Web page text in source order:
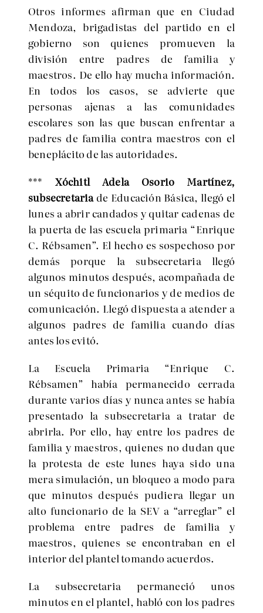
Otros informes afirman que en Ciudad
Mendoza, brigadistas del partido en el
gobierno son quienes promueven la
división entre padres de familia y
maestros. De ello hay mucha información.
En todos los casos, se advierte que
personas ajenas a las comunidades
escolares son las que buscan enfrentar a
padres de familia contra maestros con el
beneplácito de las autoridades.
*** Xóchitl Adela Osorio Martínez,
subsecretariade Educación Básica, llegó el
lunes a abrir candados y quitar cadenas de
la puerta de las escuela primaria “Enrique
C. Rébsamen”. El hecho es sospechoso por
demás porque la subsecretaria llegó
algunos minutos después, acompañada de
un séquito de funcionarios y de medios de
comunicación. Llegó dispuesta a atender a
algunos padres de familia cuando días
antes los evitó.
La Escuela Primaria “Enrique C.
Rébsamen” había permanecido cerrada
durante varios días y nunca antes se había
presentado la subsecretaria a tratar de
abrirla. Por ello, hay entre los padres de
familia y maestros, quienes no dudan que
la protesta de este lunes haya sido una
mera simulación, un bloqueo a modo para
que minutos después pudiera llegar un
alto funcionario de la SEV a “arreglar” el
problema entre padres de familia y
maestros, quienes se encontraban en el
interior del plantel tomando acuerdos.
La subsecretaria permaneció unos
minutos en el plantel, habló con los padres